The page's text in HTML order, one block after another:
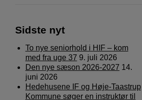
Sidste nyt
To nye seniorhold i HIF – kom
med fra uge 37 9. juli 2026
Den nye sæson 2026-2027 14.
juni 2026
Hedehusene IF og Høje-Taastrup
Kommune søger en instruktør til